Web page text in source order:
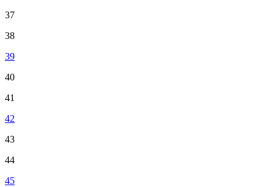
37
38
39
40
41
42
43
44
45